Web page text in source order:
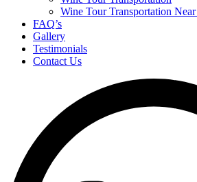
Wine Tour Transportation
FAQ’s
Gallery
Testimonials
Contact Us